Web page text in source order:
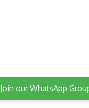
Join our WhatsApp